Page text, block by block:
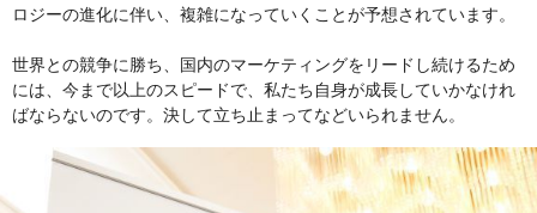
ロジーの進化に伴い、複雑になっていくことが予想されています。
世界との競争に勝ち、国内のマーケティングをリードし続けるため
には、今まで以上のスピードで、私たち自身が成長していかなけれ
ばならないのです。決して立ち止まってなどいられません。